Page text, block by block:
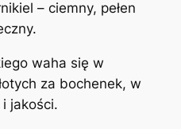
– ciemny, pełen
waha się w
za bochenek, w
jakości.